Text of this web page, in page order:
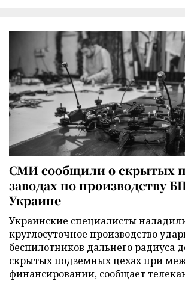
СМИ сообщили о скрытых
заводах по производству
Украине
Украинские специалисты
круглосуточное производство
беспилотников дальнего радиуса
скрытых подземных цехах при
финансировании, сообщает